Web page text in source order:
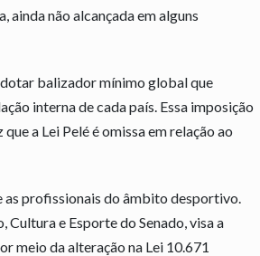
ainda não alcançada em alguns
balizador mínimo global que
interna de cada país. Essa imposição
a Lei Pelé é omissa em relação ao
as profissionais do âmbito desportivo.
Cultura e Esporte do Senado, visa a
meio da alteração na Lei 10.671